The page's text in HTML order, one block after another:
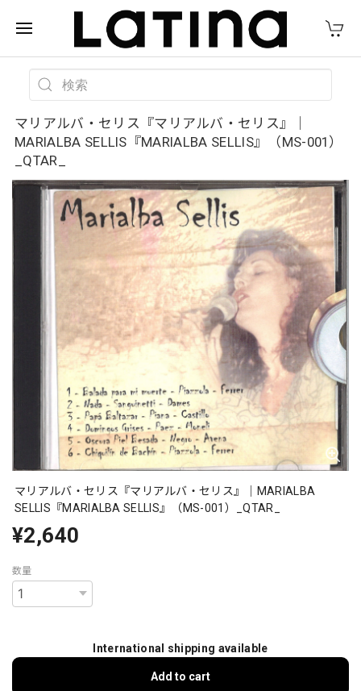
マリアルバ・セリス『マリアルバ・セリス』｜
MARIALBA SELLIS『MARIALBA SELLIS』（MS-001）
_QTAR_
マリアルバ・セリス『マリアルバ・セリス』｜MARIALBA
SELLIS『MARIALBA SELLIS』（MS-001）_QTAR_
¥2,640
数量
International shipping available
Add to cart